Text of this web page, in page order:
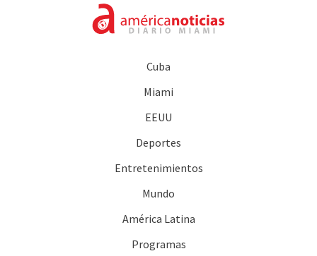
Cuba
Miami
EEUU
Deportes
Entretenimientos
Mundo
América Latina
Programas